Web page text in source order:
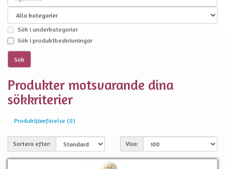
Sök i underkategorier
Sök i produktbeskrivningar
Produkter motsvarande dina
sökkriterier
Produktjämförelse (0)
Sortera efter: Visa: